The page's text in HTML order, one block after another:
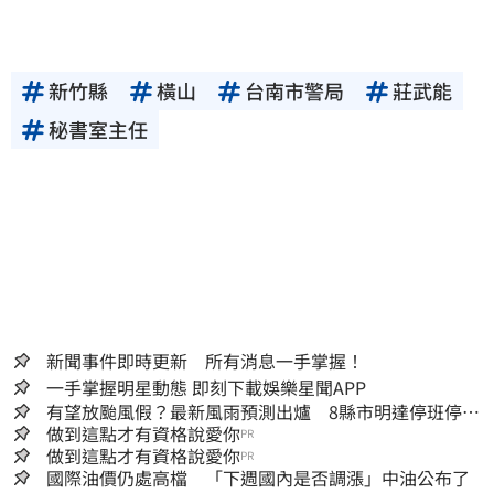
新竹縣 橫山 台南市警局
莊武能
秘書室主任
新聞事件即時更新 所有消息一手掌握！
一手掌握明星動態 即刻下載娛樂星聞APP
有望放颱風假？最新風雨預測出爐 8縣市明達停班停課
標準
做到這點才有資格說愛你PR
做到這點才有資格說愛你PR
國際油價仍處高檔 「下週國內是否調漲」中油公布了